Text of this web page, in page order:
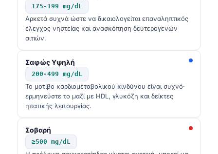
175-199 mg/dL
Αρκετά συχνά ώστε να δικαιολογείται επαναληπτικός
έλεγχος νηστείας και ανασκόπηση δευτερογενών
αιτιών.
Σαφώς Υψηλή
200-499 mg/dL
Το μοτίβο καρδιομεταβολικού κινδύνου είναι συχνό·
ερμηνεύστε το μαζί με HDL, γλυκόζη και δείκτες
ηπατικής λειτουργίας.
Σοβαρή
≥500 mg/dL
ئۇيغۇرچە
Кыргызча
Татар теле
Беларуская мова
Esperanto
Frysk
Norsk bokmål